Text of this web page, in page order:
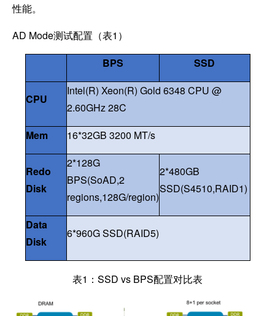
性能。
AD Mode测试配置（表1）
BPS
SSD
CPU
Intel(R) Xeon(R) Gold 6348 CPU @
2.60GHz 28C
Mem
16*32GB 3200 MT/s
Redo
Disk
2*128G
BPS(SoAD,2
regions,128G/region)
2*480GB
SSD(S4510,RAID1)
Data
Disk
6*960G SSD(RAID5)
表1：SSD vs BPS配置对比表